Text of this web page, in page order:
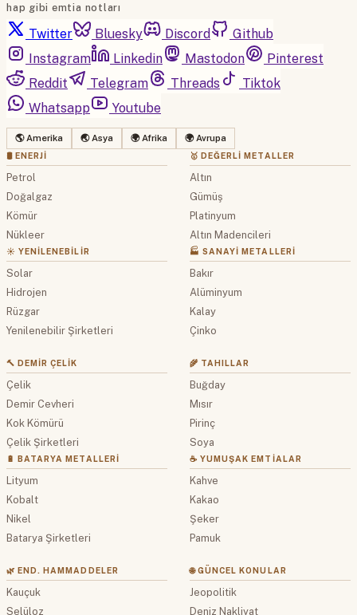
hap gibi emtia notları
Twitter Bluesky Discord
Github
Instagram
Linkedin Mastodon
Pinterest
Reddit
Telegram Threads
Tiktok
Whatsapp
Youtube
🌎 Amerika 🌏 Asya 🌍 Afrika 🌍 Avrupa
🛢 ENERJI
Petrol
Doğalgaz
Kömür
Nükleer
☀️ YENILENEBILIR
Solar
Hidrojen
Rüzgar
Yenilenebilir Şirketleri
🥇 DEĞERLI METALLER
Altın
Gümüş
Platinyum
Altın Madencileri
🏭 SANAYI METALLERI
Bakır
Alüminyum
Kalay
Çinko
🔨 DEMIR ÇELIK
Çelik
Demir Cevheri
Kok Kömürü
Çelik Şirketleri
🔋 BATARYA METALLERI
Lityum
Kobalt
Nikel
Batarya Şirketleri
🌾 TAHILLAR
Buğday
Mısır
Pirinç
Soya
☕ YUMUŞAK EMTIALAR
Kahve
Kakao
Şeker
Pamuk
🌿 END. HAMMADDELER
Kauçuk
Selüloz
🌐 GÜNCEL KONULAR
Jeopolitik
Deniz Nakliyat